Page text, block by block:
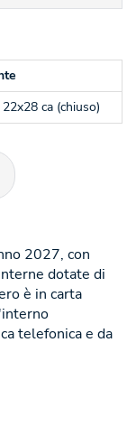
ca (chiuso)
2027, con
dotate di
è in carta
telefonica e da